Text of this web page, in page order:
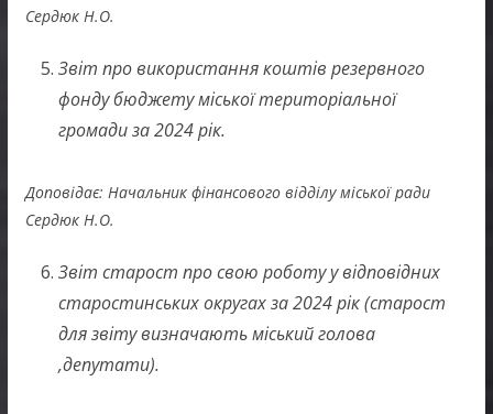
Сердюк Н.О.
Звіт про використання коштів резервного
фонду бюджету міської територіальної
громади за 2024 рік.
Доповідає: Начальник фінансового відділу міської ради
Сердюк Н.О.
Звіт старост про свою роботу у відповідних
старостинських округах за 2024 рік (старост
для звіту визначають міський голова
,депутати).